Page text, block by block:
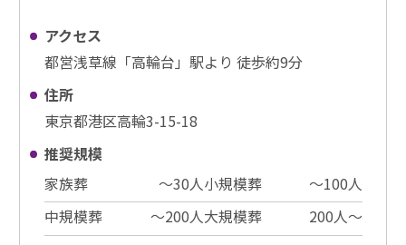
アクセス
都営浅草線「高輪台」駅より 徒歩約9分
住所
東京都港区高輪3-15-18
推奨規模
家族葬
〜30⼈小規模葬
〜100⼈
中規模葬
〜200⼈大規模葬
200⼈〜